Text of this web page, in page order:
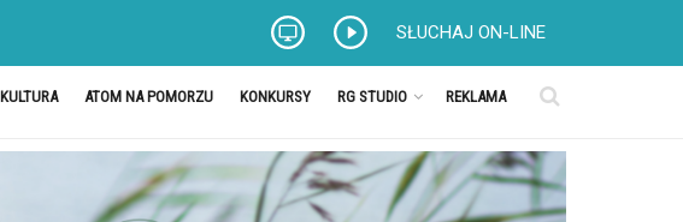
SŁUCHAJ ON-LINE
KULTURA ATOM NA POMORZU KONKURSY RG STUDIO REKLAMA